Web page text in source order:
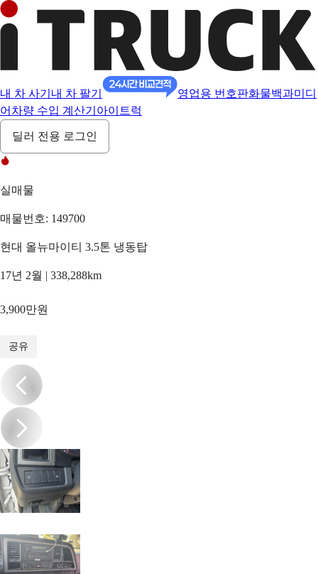
내 차 사기 내 차 팔기 영업용 번호판화물백과미디
어 차량 수입 계산기 아이트럭
딜러 전용 로그인
실매물
매물번호: 149700
현대 올뉴마이티 3.5톤 냉동탑
17년 2월 | 338,288km
3,900만원
공유
/20